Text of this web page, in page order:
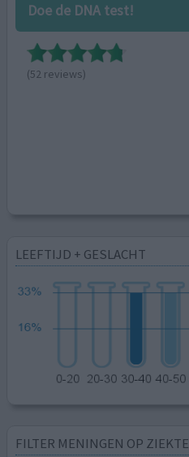
Doe de DNA test!
(52 reviews)
LEEFTIJD + GESLACHT
FILTER MENINGEN OP ZIEKTE